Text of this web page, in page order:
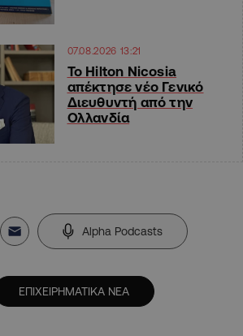
07.08.2026 13:21
Το Hilton Nicosia
απέκτησε νέο Γενικό
Διευθυντή από την
Ολλανδία
Alpha Podcasts
ΕΠΙΧΕΙΡΗΜΑΤΙΚΑ ΝΕΑ